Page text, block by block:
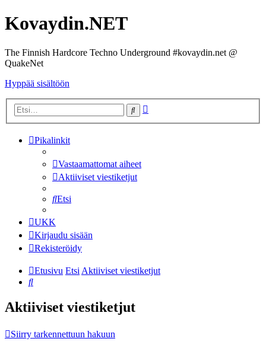
Kovaydin.NET
The Finnish Hardcore Techno Underground #kovaydin.net @
QuakeNet
Hyppää sisältöön
Etsi
Pikalinkit
Vastaamattomat aiheet
Aktiiviset viestiketjut
Etsi
UKK
Kirjaudu sisään
Rekisteröidy
Etusivu EtsiAktiiviset viestiketjut
Etsi
Aktiiviset viestiketjut
Siirry tarkennettuun hakuun